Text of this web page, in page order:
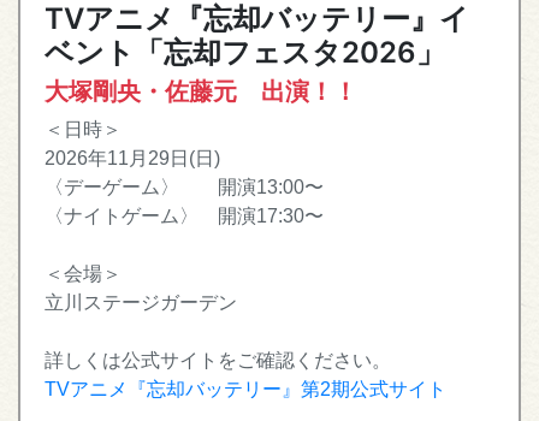
TVアニメ『忘却バッテリー』イ
ベント「忘却フェスタ2026」
大塚剛央・佐藤元 出演！！
＜日時＞
2026年11月29日(日)
〈デーゲーム〉 開演13:00〜
〈ナイトゲーム〉 開演17:30〜
＜会場＞
立川ステージガーデン
詳しくは公式サイトをご確認ください。
TVアニメ『忘却バッテリー』第2期公式サイト